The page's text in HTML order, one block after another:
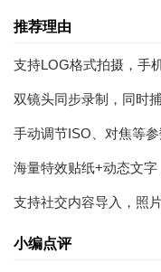
推荐理由
支持LOG格式拍摄，手
双镜头同步录制，同时
手动调节ISO、对焦等
海量特效贴纸+动态文
支持社交内容导入，照
小编点评